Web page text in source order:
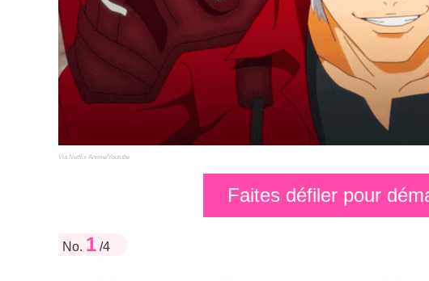
Via Netflix Anime/Youtube
Faites défiler pour
No. 1 /4